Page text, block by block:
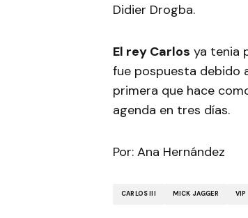
Didier Drogba.
El rey Carlos ya tenia
fue pospuesta debido
primera que hace
agenda en tres días.
Por: Ana Hernández
CARLOS III MICK JAGGER VIP